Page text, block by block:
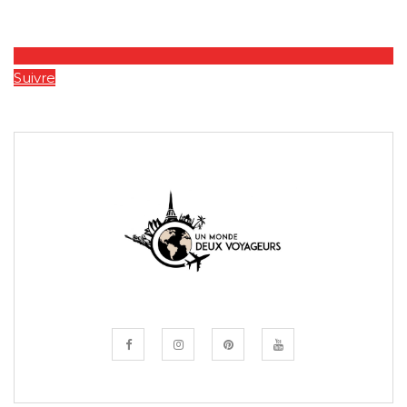
Suivre